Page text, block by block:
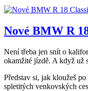
Nové BMW R
Není třeba jen snít o
okamžité jízdě. A když už
Představ si, jak kloužeš
spletitých venkovských